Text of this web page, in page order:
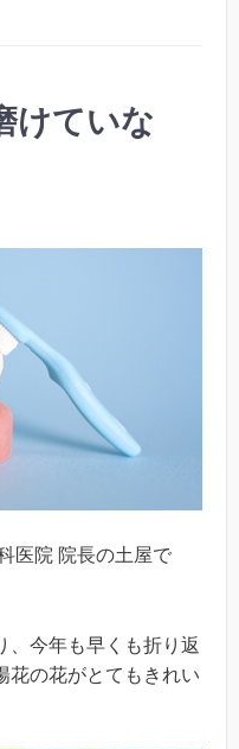
けていな
医院 院長の土屋で
、今年も早くも折り返
花の花がとてもきれい